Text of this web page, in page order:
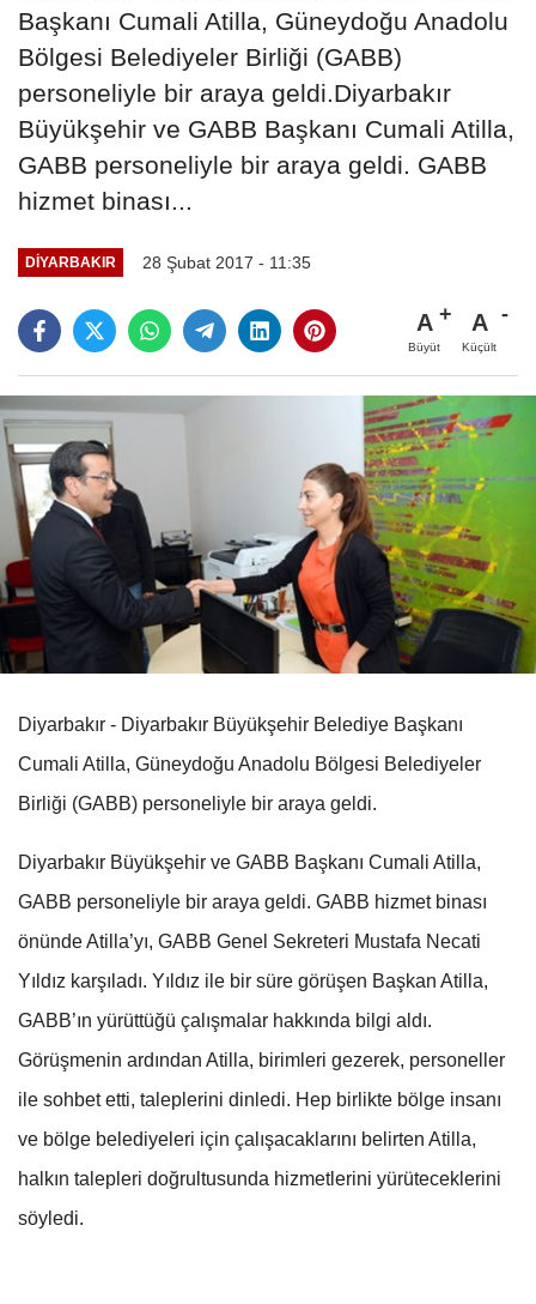
Başkanı Cumali Atilla, Güneydoğu Anadolu
Bölgesi Belediyeler Birliği (GABB)
personeliyle bir araya geldi.Diyarbakır
Büyükşehir ve GABB Başkanı Cumali Atilla,
GABB personeliyle bir araya geldi. GABB
hizmet binası...
DIYARBAKIR 28 Şubat 2017 - 11:35
A
Büyüt
A
Küçült
Diyarbakır - Diyarbakır Büyükşehir Belediye Başkanı
Cumali Atilla, Güneydoğu Anadolu Bölgesi Belediyeler
Birliği (GABB) personeliyle bir araya geldi.
Diyarbakır Büyükşehir ve GABB Başkanı Cumali Atilla,
GABB personeliyle bir araya geldi. GABB hizmet binası
önünde Atilla’yı, GABB Genel Sekreteri Mustafa Necati
Yıldız karşıladı. Yıldız ile bir süre görüşen Başkan Atilla,
GABB’ın yürüttüğü çalışmalar hakkında bilgi aldı.
Görüşmenin ardından Atilla, birimleri gezerek, personeller
ile sohbet etti, taleplerini dinledi. Hep birlikte bölge insanı
ve bölge belediyeleri için çalışacaklarını belirten Atilla,
halkın talepleri doğrultusunda hizmetlerini yürüteceklerini
söyledi.